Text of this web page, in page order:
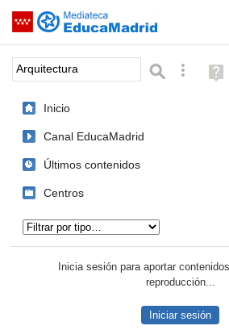
Saltar navegación
Palabra o frase: BúsquedaAyuda
(en
Inicio
Canal EducaMadrid
Últimos contenidos
Centros
Inicia sesión para aportar
reproducción...
Iniciar sesión